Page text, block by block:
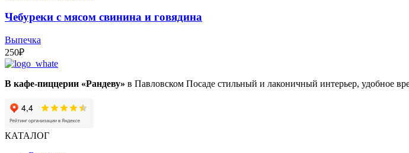
Чебуреки с мясом свинина и говядина
Выпечка
250₽
В кафе-пиццерии «Рандеву» в Павловском Посаде стильный и лаконичный интерьер, удобное
КАТАЛОГ